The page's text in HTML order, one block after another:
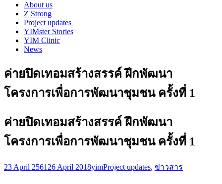
About us
Z Strong
Project updates
YIMster Stories
YIM Clinic
News
ค่ายปิดเทอมสร้างสรรค์ ฝึกพัฒนา
โครงการเพื่อการพัฒนาชุมชน ครั้งที่ 1
ค่ายปิดเทอมสร้างสรรค์ ฝึกพัฒนา
โครงการเพื่อการพัฒนาชุมชน ครั้งที่ 1
23 April 2561 26 April 2018yimProject updates, ข่าวสาร